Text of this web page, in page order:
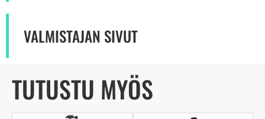
VALMISTAJAN SIVUT
TUTUSTU MYÖS